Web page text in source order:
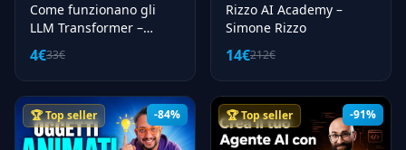
Come funzionano gli
LLM Transformer –
Andrea Zamuner Cervi
4€33€
Rizzo AI Academy –
Simone Rizzo
14€212€
-84%
🏆 Top seller -91%
🏆 Top seller